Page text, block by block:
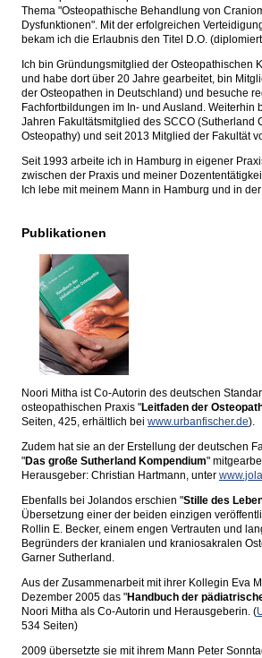
Thema "Osteopathische Behandlung von
Dysfunktionen". Mit der erfolgreichen
bekam ich die Erlaubnis den Titel D.O.
Ich bin Gründungsmitglied der Osteopathischen
und habe dort über 20 Jahre gearbeitet, bin
der Osteopathen in Deutschland) und besuche
Fachfortbildungen im In- und Ausland. Weiterhin
Jahren Fakultätsmitglied des SCCO (Sutherland
Osteopathy) und seit 2013 Mitglied der Fakultät
Seit 1993 arbeite ich in Hamburg in eigener
zwischen der Praxis und meiner
Ich lebe mit meinem Mann in Hamburg und in
Publikationen
Noori Mitha ist Co-Autorin des deutschen
osteopathischen Praxis "Leitfaden der
Seiten, 425, erhältlich bei www.urbanfischer.de).
Zudem hat sie an der Erstellung der deutschen
"Das große Sutherland Kompendium"
Herausgeber: Christian Hartmann, unter
Ebenfalls bei Jolandos erschien "Stille des
Übersetzung einer der beiden einzigen
Rollin E. Becker, einem engen Vertrauten und
Begründers der kranialen und kraniosakralen
Garner Sutherland.
Aus der Zusammenarbeit mit ihrer Kollegin Eva
Dezember 2005 das "Handbuch der
Noori Mitha als Co-Autorin und Herausgeberin. (
534 Seiten)
2009 übersetzte sie mit ihrem Mann Peter